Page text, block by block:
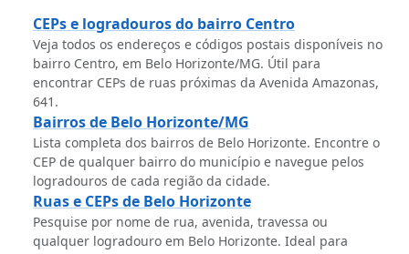
CEPs e logradouros do bairro Centro
Veja todos os endereços e códigos postais disponíveis no
bairro Centro, em Belo Horizonte/MG. Útil para
encontrar CEPs de ruas próximas da Avenida Amazonas,
641.
Bairros de Belo Horizonte/MG
Lista completa dos bairros de Belo Horizonte. Encontre o
CEP de qualquer bairro do município e navegue pelos
logradouros de cada região da cidade.
Ruas e CEPs de Belo Horizonte
Pesquise por nome de rua, avenida, travessa ou
qualquer logradouro em Belo Horizonte. Ideal para